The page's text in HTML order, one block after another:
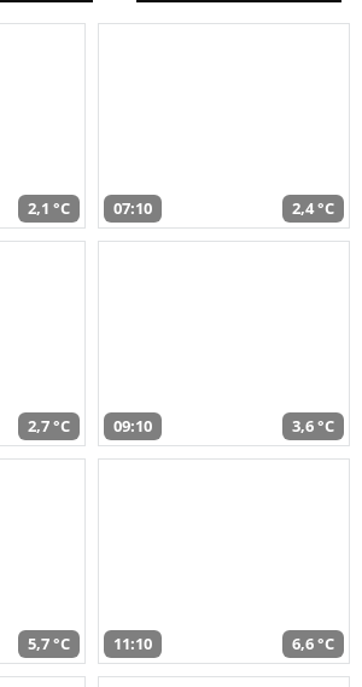
2,1 °C 07:10 2,4 °C
2,7 °C 09:10 3,6 °C
5,7 °C 11:10 6,6 °C